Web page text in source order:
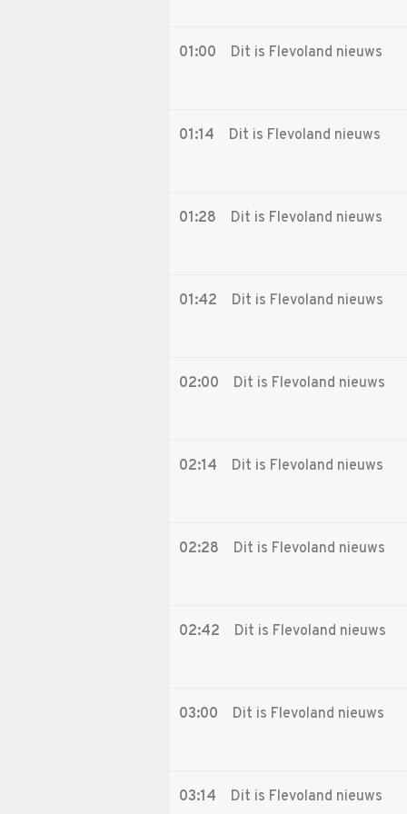
01:00 Dit is Flevoland nieuws
01:14 Dit is Flevoland nieuws
01:28 Dit is Flevoland nieuws
01:42 Dit is Flevoland nieuws
02:00 Dit is Flevoland nieuws
02:14 Dit is Flevoland nieuws
02:28 Dit is Flevoland nieuws
02:42 Dit is Flevoland nieuws
03:00 Dit is Flevoland nieuws
03:14 Dit is Flevoland nieuws